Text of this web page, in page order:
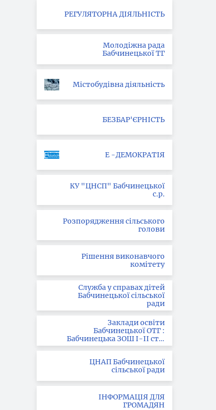
РЕГУЛЯТОРНА ДІЯЛЬНІСТЬ
Молодіжна рада
Бабчинецької ТГ
Містобудівна діяльність
БЕЗБАР'ЄРНІСТЬ
Е -ДЕМОКРАТІЯ
КУ "ЦНСП" Бабчинецької
с.р.
Розпорядження сільського
голови
Рішення виконавчого
комітету
Служба у справах дітей
Бабчинецької сільської
ради
Заклади освіти
Бабчинецької ОТГ :
Бабчинецька ЗОШ І-ІІ ст. ;
Вила-Ярузька ЗОШ І-ІІІ
ЦНАП Бабчинецької
сільської ради
ІНФОРМАЦІЯ ДЛЯ
ГРОМАДЯН